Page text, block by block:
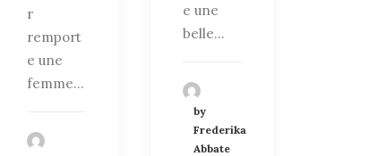
r
remport
e une
femme…
e une
belle…
by
Frederika
Abbate